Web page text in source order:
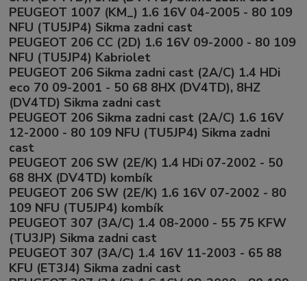
PEUGEOT 1007 (KM_) 1.6 16V 04-2005 - 80 109
NFU (TU5JP4) Sikma zadni cast
PEUGEOT 206 CC (2D) 1.6 16V 09-2000 - 80 109
NFU (TU5JP4) Kabriolet
PEUGEOT 206 Sikma zadni cast (2A/C) 1.4 HDi
eco 70 09-2001 - 50 68 8HX (DV4TD), 8HZ
(DV4TD) Sikma zadni cast
PEUGEOT 206 Sikma zadni cast (2A/C) 1.6 16V
12-2000 - 80 109 NFU (TU5JP4) Sikma zadni
cast
PEUGEOT 206 SW (2E/K) 1.4 HDi 07-2002 - 50
68 8HX (DV4TD) kombík
PEUGEOT 206 SW (2E/K) 1.6 16V 07-2002 - 80
109 NFU (TU5JP4) kombík
PEUGEOT 307 (3A/C) 1.4 08-2000 - 55 75 KFW
(TU3JP) Sikma zadni cast
PEUGEOT 307 (3A/C) 1.4 16V 11-2003 - 65 88
KFU (ET3J4) Sikma zadni cast